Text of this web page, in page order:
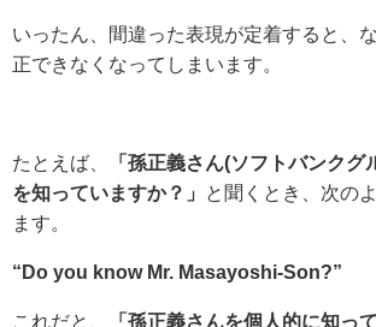
いったん、間違った表現が定着すると、
正できなくなってしまいます。
たとえば、
「孫正義さん(ソフトバンクグ
を知っていますか？」
と聞くとき、次の
ます。
“Do you know Mr. Masayoshi-Son?”
これだと、
「孫正義さんを個人的に知っ